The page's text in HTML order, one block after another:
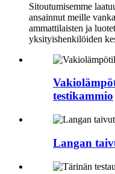
Sitoutumisemme
ansainnut meille
ammattilaisten ja
yksityishenkilöiden
testikammio
Langan